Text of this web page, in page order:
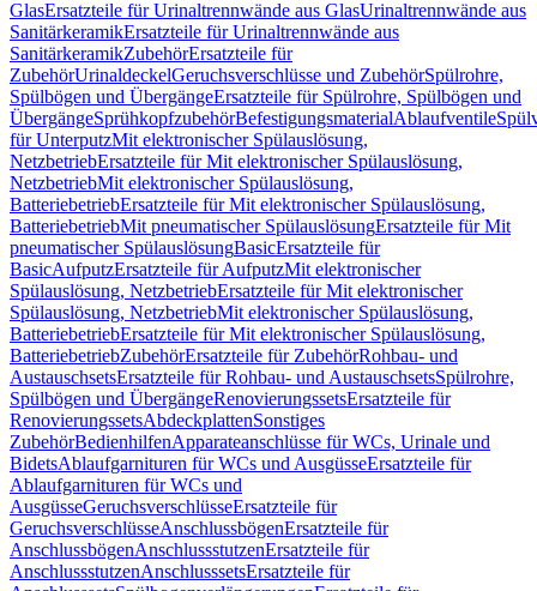
GlasErsatzteile für Urinaltrennwände aus GlasUrinaltrennwände aus
SanitärkeramikErsatzteile für Urinaltrennwände aus
SanitärkeramikZubehörErsatzteile für
ZubehörUrinaldeckelGeruchsverschlüsse und ZubehörSpülrohre,
Spülbögen und ÜbergängeErsatzteile für Spülrohre, Spülbögen und
ÜbergängeSprühkopfzubehörBefestigungsmaterialAblaufventile
für UnterputzMit elektronischer Spülauslösung,
NetzbetriebErsatzteile für Mit elektronischer Spülauslösung,
NetzbetriebMit elektronischer Spülauslösung,
BatteriebetriebErsatzteile für Mit elektronischer Spülauslösung,
BatteriebetriebMit pneumatischer SpülauslösungErsatzteile für Mit
pneumatischer SpülauslösungBasicErsatzteile für
BasicAufputzErsatzteile für AufputzMit elektronischer
Spülauslösung, NetzbetriebErsatzteile für Mit elektronischer
Spülauslösung, NetzbetriebMit elektronischer Spülauslösung,
BatteriebetriebErsatzteile für Mit elektronischer Spülauslösung,
BatteriebetriebZubehörErsatzteile für ZubehörRohbau- und
AustauschsetsErsatzteile für Rohbau- und AustauschsetsSpülrohre,
Spülbögen und ÜbergängeRenovierungssetsErsatzteile für
RenovierungssetsAbdeckplattenSonstiges
ZubehörBedienhilfenApparateanschlüsse für WCs, Urinale und
BidetsAblaufgarnituren für WCs und AusgüsseErsatzteile für
Ablaufgarnituren für WCs und
AusgüsseGeruchsverschlüsseErsatzteile für
GeruchsverschlüsseAnschlussbögenErsatzteile für
AnschlussbögenAnschlussstutzenErsatzteile für
AnschlussstutzenAnschlusssetsErsatzteile für